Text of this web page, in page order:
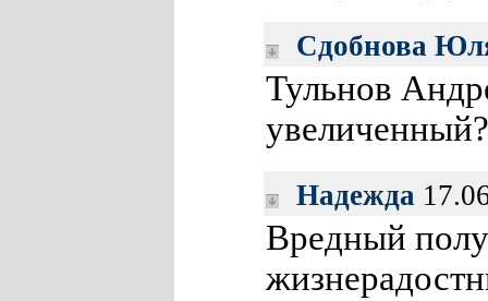
Сдобнова
Тульнов
увеличенный?
Надежда
Вредный